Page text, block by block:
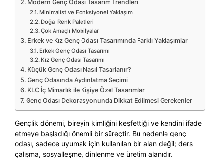
Modern Genç Odası Tasarım Trendleri
Minimalist ve Fonksiyonel Yaklaşım
Doğal Renk Paletleri
Çok Amaçlı Mobilyalar
Erkek ve Kız Genç Odası Tasarımında Farklı Yaklaşımlar
Erkek Genç Odası Tasarımı
Kız Genç Odası Tasarımı
Küçük Genç Odası Nasıl Tasarlanır?
Genç Odasında Aydınlatma Seçimi
KLC İç Mimarlık ile Kişiye Özel Tasarımlar
Genç Odası Dekorasyonunda Dikkat Edilmesi Gerekenler
Gençlik dönemi, bireyin kimliğini keşfettiği ve kendini ifade
etmeye başladığı önemli bir süreçtir. Bu nedenle genç
odası, sadece uyumak için kullanılan bir alan değil; ders
çalışma, sosyalleşme, dinlenme ve üretim alanıdır.